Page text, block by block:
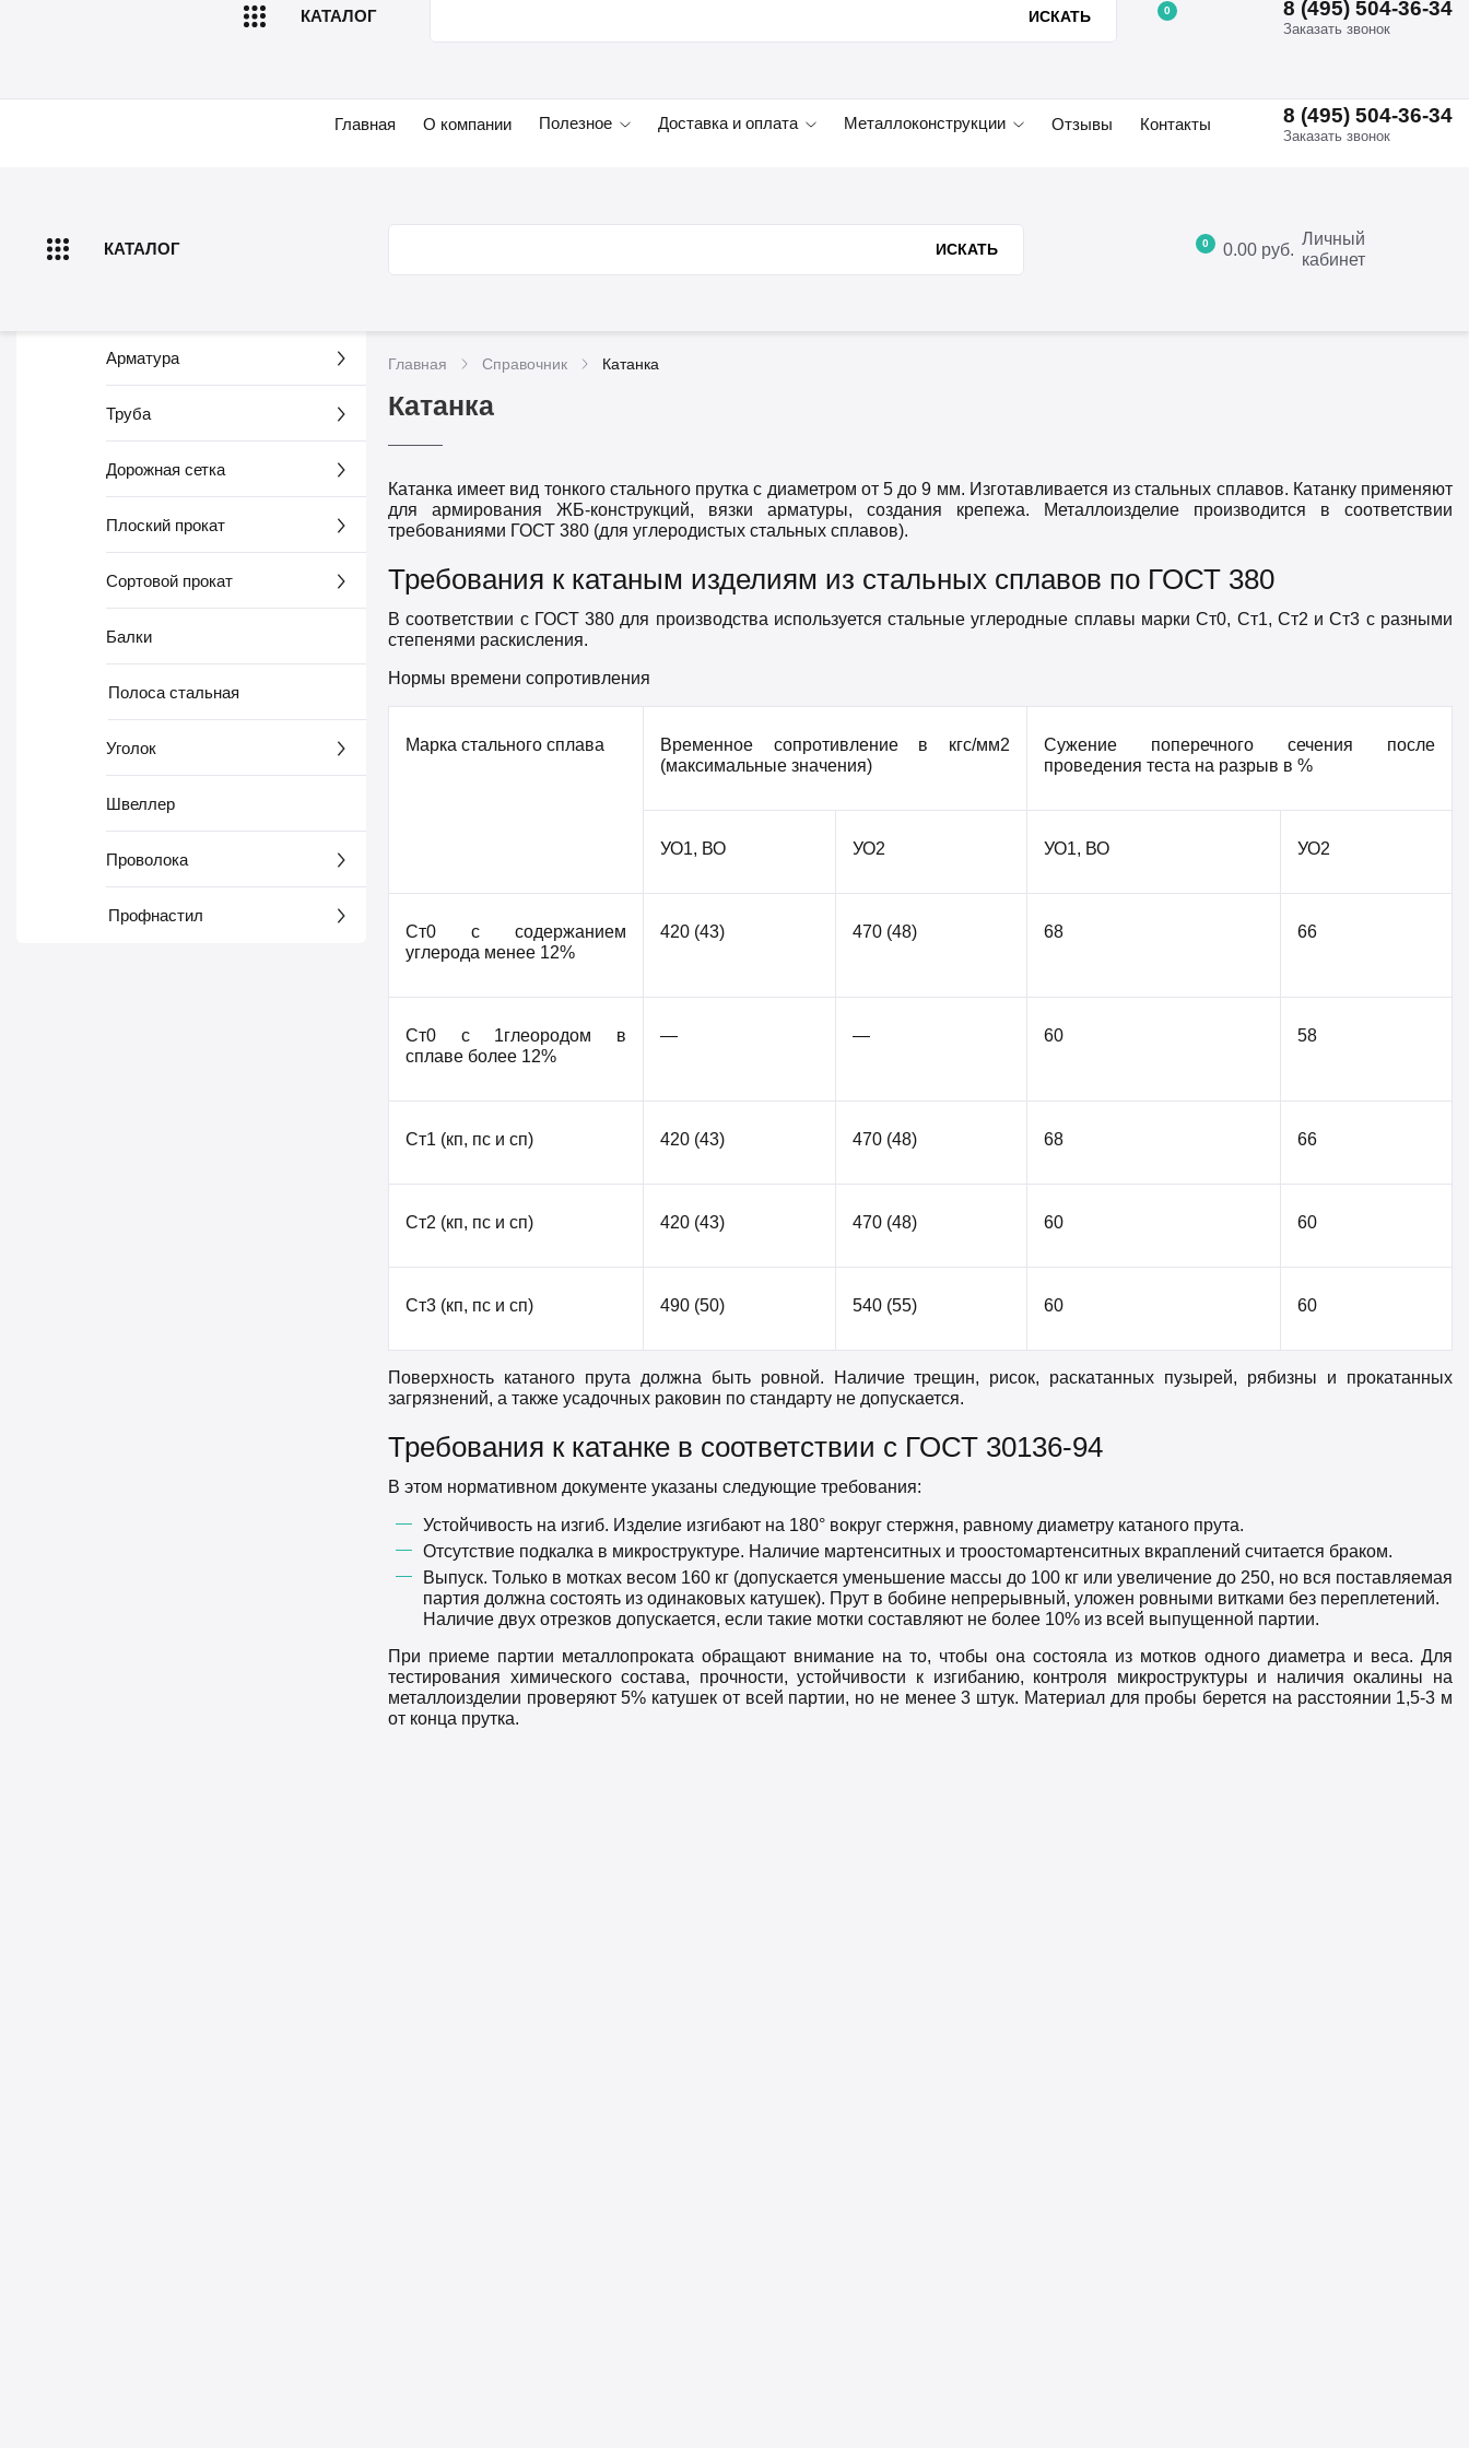
Главная О компании Полезное Доставка и оплата Металлоконструкции Отзывы Контакты 8 (495) 504-36-34
Заказать звонок
КАТАЛОГ ИСКАТЬ
Личный
кабинет
0 0.00 руб.
КАТАЛОГ ИСКАТЬ 0 8 (495) 504-36-34
Заказать звонок
Арматура
Труба
Дорожная сетка
Плоский прокат
Сортовой прокат
Балки
Полоса стальная
Уголок
Швеллер
Проволока
Профнастил
Главная Справочник Катанка
Катанка
Катанка имеет вид тонкого стального прутка с диаметром от 5 до 9 мм. Изготавливается из стальных сплавов. Катанку применяют
для армирования ЖБ-конструкций, вязки арматуры, создания крепежа. Металлоизделие производится в соответствии
требованиями ГОСТ 380 (для углеродистых стальных сплавов).
Требования к катаным изделиям из стальных сплавов по ГОСТ 380
В соответствии с ГОСТ 380 для производства используется стальные углеродные сплавы марки Ст0, Ст1, Ст2 и Ст3 с разными
степенями раскисления.
Нормы времени сопротивления
Марка стального сплава
Временное сопротивление в кгс/мм2
(максимальные значения)
Сужение поперечного сечения после
проведения теста на разрыв в %
УО1, ВО УО2 УО1, ВО УО2
Ст0 с содержанием
углерода менее 12%
420 (43) 470 (48) 68 66
Ст0 с 1глеородом в
сплаве более 12%
— — 60 58
Ст1 (кп, пс и сп) 420 (43) 470 (48) 68 66
Ст2 (кп, пс и сп) 420 (43) 470 (48) 60 60
Ст3 (кп, пс и сп) 490 (50) 540 (55) 60 60
Поверхность катаного прута должна быть ровной. Наличие трещин, рисок, раскатанных пузырей, рябизны и прокатанных
загрязнений, а также усадочных раковин по стандарту не допускается.
Требования к катанке в соответствии с ГОСТ 30136-94
В этом нормативном документе указаны следующие требования:
Устойчивость на изгиб. Изделие изгибают на 180° вокруг стержня, равному диаметру катаного прута.
Отсутствие подкалка в микроструктуре. Наличие мартенситных и троостомартенситных вкраплений считается браком.
Выпуск. Только в мотках весом 160 кг (допускается уменьшение массы до 100 кг или увеличение до 250, но вся поставляемая
партия должна состоять из одинаковых катушек). Прут в бобине непрерывный, уложен ровными витками без переплетений.
Наличие двух отрезков допускается, если такие мотки составляют не более 10% из всей выпущенной партии.
При приеме партии металлопроката обращают внимание на то, чтобы она состояла из мотков одного диаметра и веса. Для
тестирования химического состава, прочности, устойчивости к изгибанию, контроля микроструктуры и наличия окалины на
металлоизделии проверяют 5% катушек от всей партии, но не менее 3 штук. Материал для пробы берется на расстоянии 1,5-3 м
от конца прутка.